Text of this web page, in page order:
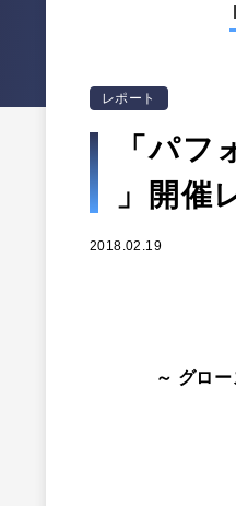
レポート
「パ
」開催
2018.02.19
～ グロ